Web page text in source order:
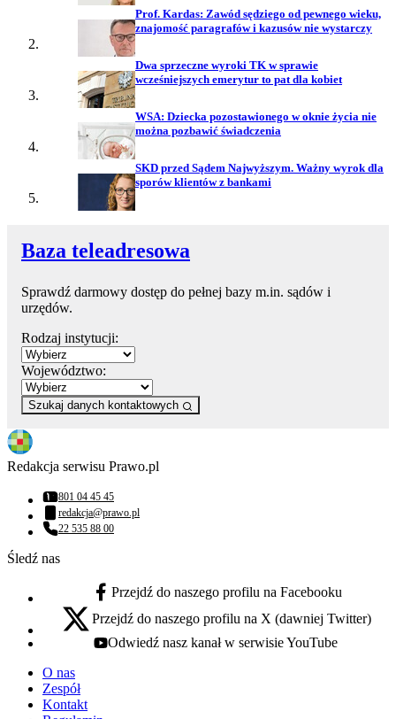
Prof. Kardas: Zawód sędziego od pewnego wieku,
znajomość paragrafów i kazusów nie wystarczy
Dwa sprzeczne wyroki TK w sprawie
wcześniejszych emerytur to pat dla kobiet
WSA: Dziecka pozostawionego w oknie życia nie
można pozbawić świadczenia
SKD przed Sądem Najwyższym. Ważny wyrok dla
sporów klientów z bankami
Baza teleadresowa
Sprawdź darmowy dostęp do pełnej bazy m.in. sądów i
urzędów.
Rodzaj instytucji:
Województwo:
Szukaj danych kontaktowych
Redakcja serwisu Prawo.pl
Numer telefonu:
801 04 45 45
Adres email:
redakcja@prawo.pl
Numer telefonu:
22 535 88 00
Śledź nas
facebook - otwiera się w nowej karcie
Przejdź do naszego profilu na Facebooku
x - otwiera się w nowej karcie
Przejdź do naszego profilu na X (dawniej Twitter)
youtube - otwiera się w nowej karcie
Odwiedź nasz kanał w serwisie YouTube
O nas
Zespół
Kontakt